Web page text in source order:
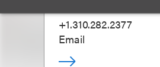
+1.310.282.2377
Email